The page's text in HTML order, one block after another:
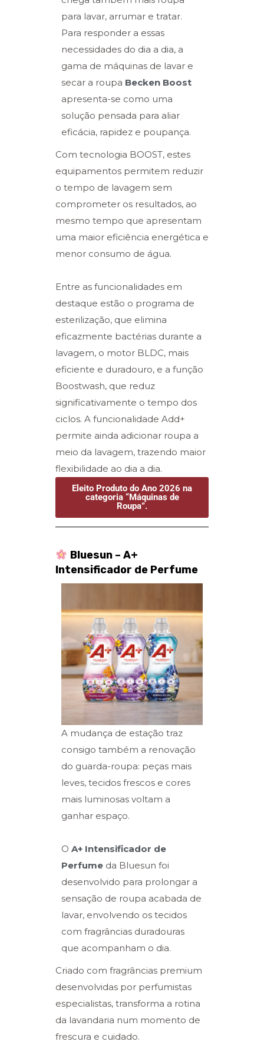
para lavar, arrumar e tratar.
Para responder a essas
necessidades do dia a dia, a
gama de máquinas de lavar e
secar a roupa Becken Boost
apresenta-se como uma
solução pensada para aliar
eficácia, rapidez e poupança.
Com tecnologia BOOST, estes
equipamentos permitem reduzir
o tempo de lavagem sem
comprometer os resultados, ao
mesmo tempo que apresentam
uma maior eficiência energética e
menor consumo de água.
Entre as funcionalidades em
destaque estão o programa de
esterilização, que elimina
eficazmente bactérias durante a
lavagem, o motor BLDC, mais
eficiente e duradouro, e a função
Boostwash, que reduz
significativamente o tempo dos
ciclos. A funcionalidade Add+
permite ainda adicionar roupa a
meio da lavagem, trazendo maior
flexibilidade ao dia a dia.
Eleito Produto do Ano 2026 na
categoria “Máquinas de
Roupa”.
Bluesun – A+
Intensificador de Perfume
A mudança de estação traz
consigo também a renovação
do guarda-roupa: peças mais
leves, tecidos frescos e cores
mais luminosas voltam a
ganhar espaço.
O A+ Intensificador de
Perfume da Bluesun foi
desenvolvido para prolongar a
sensação de roupa acabada de
lavar, envolvendo os tecidos
com fragrâncias duradouras
que acompanham o dia.
Criado com fragrâncias premium
desenvolvidas por perfumistas
especialistas, transforma a rotina
da lavandaria num momento de
frescura e cuidado.